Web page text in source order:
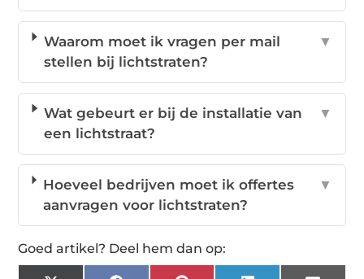
Waarom moet ik vragen per mail
stellen bij lichtstraten?
▼
Wat gebeurt er bij de installatie van
een lichtstraat?
▼
Hoeveel bedrijven moet ik offertes
aanvragen voor lichtstraten?
▼
Goed artikel? Deel hem dan op: